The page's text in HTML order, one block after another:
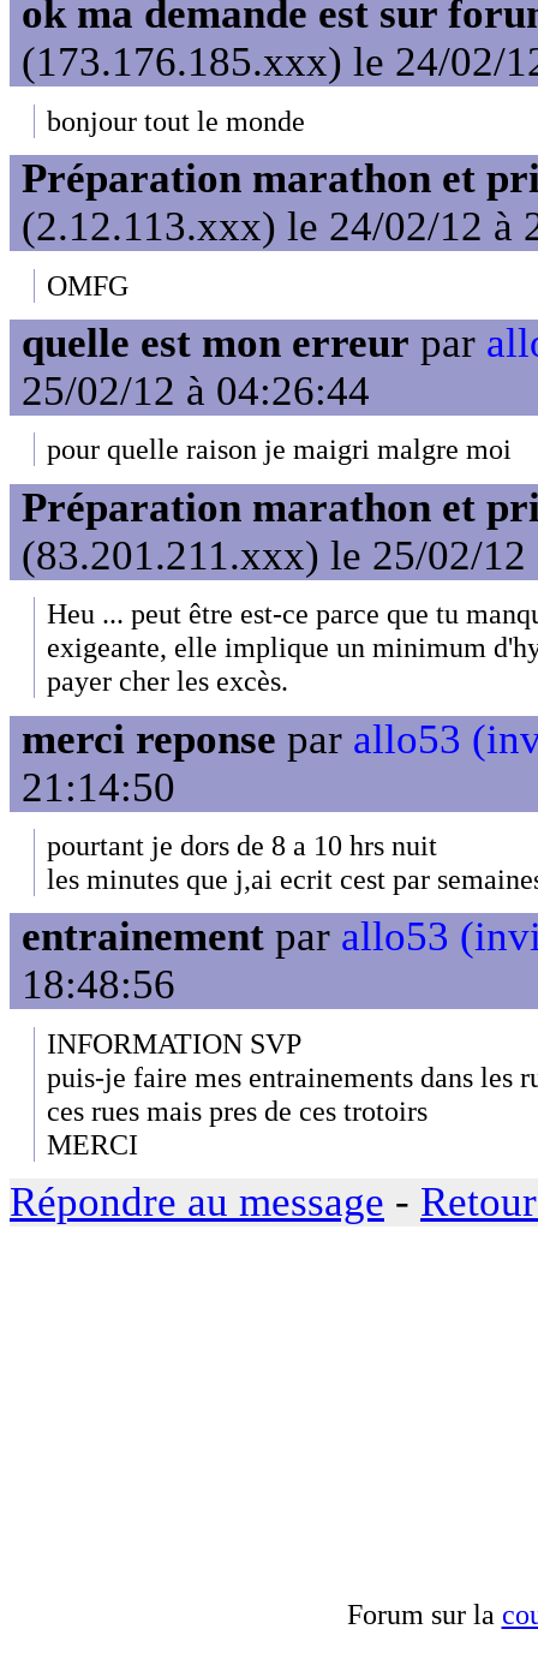
ok ma demande est sur
(173.176.185.xxx) le 24/02/
bonjour tout le monde
Préparation marathon et
(2.12.113.xxx) le 24/02/12 à
OMFG
quelle est mon erreur par
25/02/12 à 04:26:44
pour quelle raison je maigri malgre moi
Préparation marathon et
(83.201.211.xxx) le 25/02/12
Heu ... peut être est-ce parce que tu
exigeante, elle implique un minimum
payer cher les excès.
merci reponse par allo53
21:14:50
pourtant je dors de 8 a 10 hrs nuit
les minutes que j,ai ecrit cest par
entrainement par allo53
18:48:56
INFORMATION SVP
puis-je faire mes entrainements dans les
ces rues mais pres de ces trotoirs
MERCI
Répondre au message -
Forum sur la